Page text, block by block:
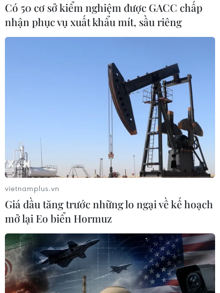
các Kinh đô thời trang
Sẽ trở lại với chủ đề “Life of Megacities,” Đẹp Fashon
Runway 3 không chỉ là đêm hội thời trang mà còn tôn
vinh nghệ thuật đường phố như một gạch nối tự nhiên
Có 50 cơ sở kiểm nghiệm được GACC chấp
nhận phục vụ xuất khẩu mít, sầu riêng
vietnamplus.vn
Giá dầu tăng trước những lo ngại về kế hoạch
mở lại Eo biển Hormuz